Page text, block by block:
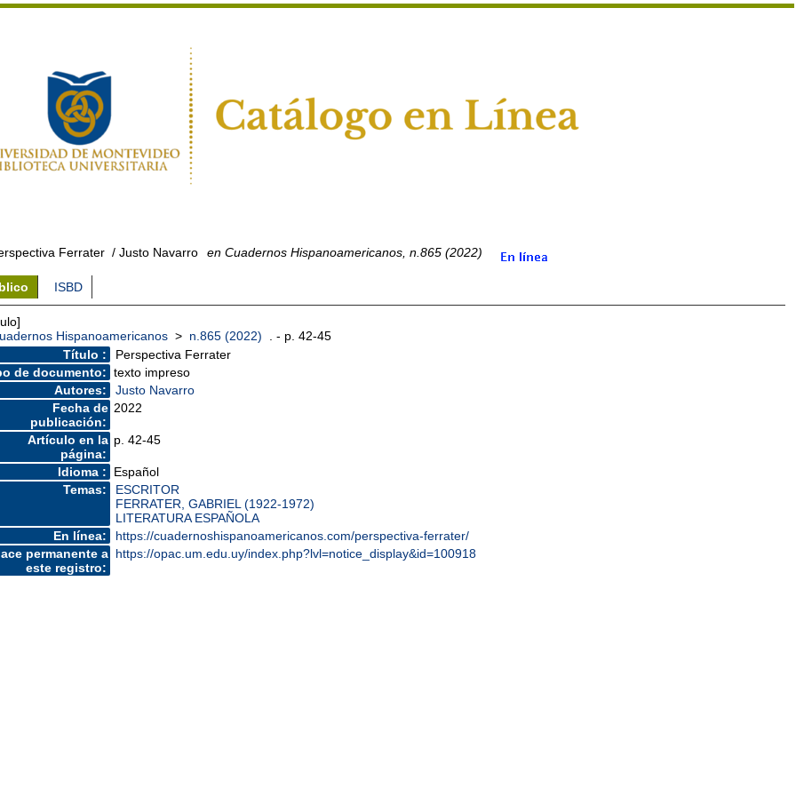
Ferrater / Justo Navarro en Cuadernos Hispanoamericanos, n.865 (2022)
ISBD
Hispanoamericanos > n.865 (2022)
. - p. 42-45
Título :
Perspectiva Ferrater
de documento: texto impreso
Autores:
Justo Navarro
Fecha de
publicación:
2022
Artículo en la
página:
p. 42-45
Idioma :
Español
Temas:
ESCRITOR
FERRATER, GABRIEL (1922-1972)
LITERATURA ESPAÑOLA
En línea:
https://cuadernoshispanoamericanos.com/perspectiva-ferrater/
permanente a
este registro:
https://opac.um.edu.uy/index.php?lvl=notice_display&id=100918